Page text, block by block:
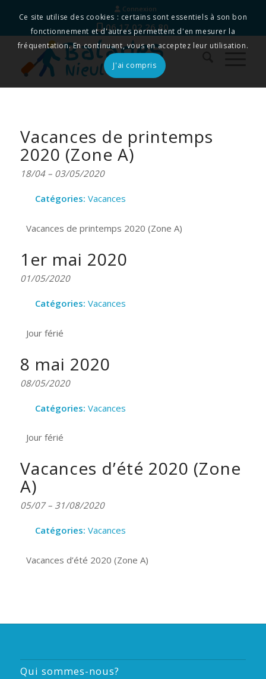
Connexion
06 17 02 26 80
Vacances de printemps
2020 (Zone A)
18/04– 03/05/2020
Catégories: Vacances
Vacances de printemps 2020 (Zone A)
1er mai 2020
01/05/2020
Catégories: Vacances
Jour férié
8 mai 2020
08/05/2020
Catégories: Vacances
Jour férié
Vacances d’été 2020 (Zone
A)
05/07– 31/08/2020
Catégories: Vacances
Vacances d’été 2020 (Zone A)
Qui sommes-nous?
Ce site utilise des cookies : certains sont essentiels à son bon
fonctionnement et d'autres permettent d'en mesurer la
fréquentation. En continuant, vous en acceptez leur utilisation.
J'ai compris